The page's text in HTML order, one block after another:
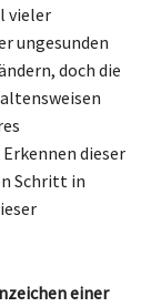
vieler
ungesunden
doch die
dieser
Schritt in
einer